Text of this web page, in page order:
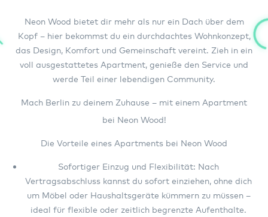
Neon Wood bietet dir mehr als nur ein Dach über dem
Kopf – hier bekommst du ein durchdachtes Wohnkonzept,
das Design, Komfort und Gemeinschaft vereint. Zieh in ein
voll ausgestattetes Apartment, genieße den Service und
werde Teil einer lebendigen Community.
Mach Berlin zu deinem Zuhause – mit einem Apartment
bei Neon Wood!
Die Vorteile eines Apartments bei Neon Wood
Sofortiger Einzug und Flexibilität: Nach
Vertragsabschluss kannst du sofort einziehen, ohne dich
um Möbel oder Haushaltsgeräte kümmern zu müssen –
ideal für flexible oder zeitlich begrenzte Aufenthalte.